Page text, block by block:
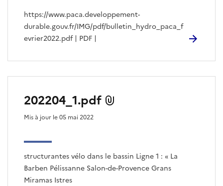
https://www.paca.developpement-
durable.gouv.fr/IMG/pdf/bulletin_hydro_paca_f
evrier2022.pdf | PDF |
202204_1.pdf
structurantes vélo dans le bassin Ligne 1 : « La
Barben Pélissanne Salon-de-Provence Grans
Miramas Istres
Mis à jour le 05 mai 2022